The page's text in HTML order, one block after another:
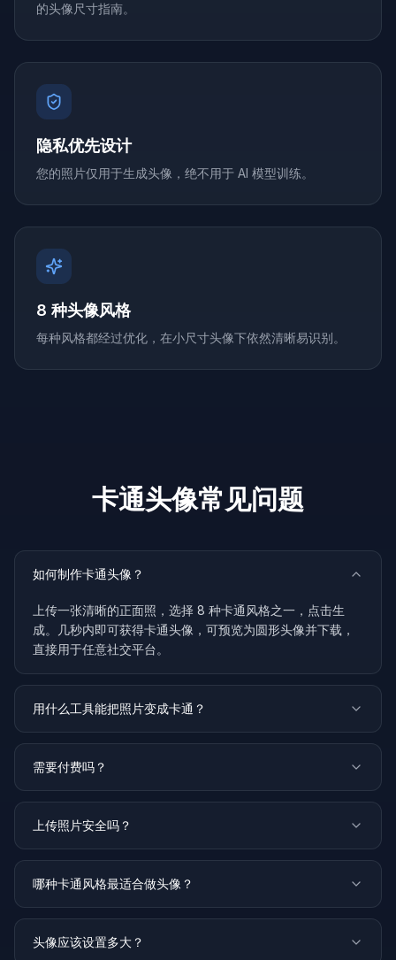
的头像尺寸指南。
隐私优先设计
您的照片仅用于生成头像，绝不用于 AI 模型训练。
8 种头像风格
每种风格都经过优化，在小尺寸头像下依然清晰易识别。
卡通头像常见问题
如何制作卡通头像？
上传一张清晰的正面照，选择 8 种卡通风格之一，点击生
成。几秒内即可获得卡通头像，可预览为圆形头像并下载，
直接用于任意社交平台。
用什么工具能把照片变成卡通？
需要付费吗？
上传照片安全吗？
哪种卡通风格最适合做头像？
头像应该设置多大？